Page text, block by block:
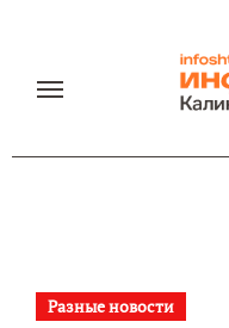
содержанию
Разные новости